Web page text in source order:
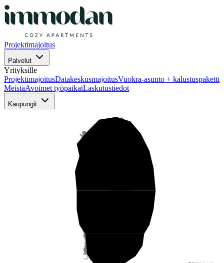
Projektimajoitus
Palvelut
Yrityksille
ProjektimajoitusDatakeskusmajoitusVuokra-asunto + kalustuspaketti
MeistäAvoimet työpaikatLaskutustiedot
Kaupungit